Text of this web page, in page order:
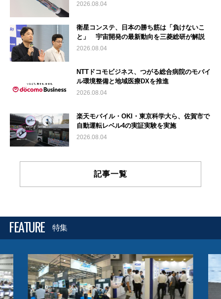
2026.08.04
衛星コンステ、日本の勝ち筋は「負けないこ
と」 宇宙開発の最新動向を三菱総研が解説
2026.08.04
NTTドコモビジネス、つがる総合病院のモバイ
ル環境整備と地域医療DXを推進
2026.08.04
楽天モバイル・OKI・東京科学大ら、佐賀市で
自動運転レベル4の実証実験を実施
2026.08.04
記事一覧
FEATURE 特集